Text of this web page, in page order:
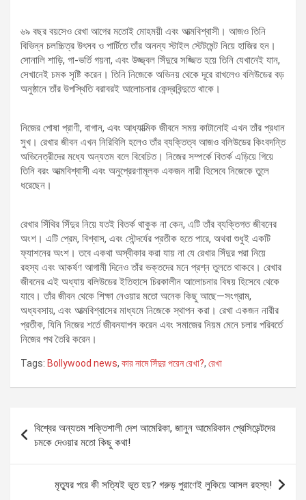
৬৯ বছর বয়সেও রেখা আগের মতোই মোহময়ী এবং আত্মবিশ্বাসী। আজও তিনি
বিভিন্ন চলচ্চিত্র উৎসব ও পার্টিতে তাঁর অনন্য স্টাইল স্টেটমেন্ট নিয়ে হাজির হন।
সোনালি শাড়ি, গা-ভর্তি গয়না, এবং উজ্জ্বল সিঁদুরে সজ্জিত হয়ে তিনি যেখানেই যান,
সেখানেই চমক সৃষ্টি করেন। তিনি নিজেকে অভিনয় থেকে দূরে রাখলেও বলিউডের বড়
অনুষ্ঠানে তাঁর উপস্থিতি বরাবরই আলোচনার কেন্দ্রবিন্দুতে থাকে।
নিজের পোষা প্রাণী, বাগান, এবং আধ্যাত্মিক জীবনে সময় কাটানোই এখন তাঁর প্রধান
সুখ। রেখার জীবন এখন নিরিবিলি হলেও তাঁর ব্যক্তিত্ব আজও বলিউডের কিংবদন্তি
অভিনেত্রীদের মধ্যে অন্যতম বলে বিবেচিত। নিজের সম্পর্কে বিতর্ক এড়িয়ে গিয়ে
তিনি বরং আত্মবিশ্বাসী এবং অনুপ্রেরণামূলক একজন নারী হিসেবে নিজেকে তুলে
ধরেছেন।
রেখার সিঁথির সিঁদুর নিয়ে যতই বিতর্ক থাকুক না কেন, এটি তাঁর ব্যক্তিগত জীবনের
অংশ। এটি প্রেম, বিশ্বাস, এবং সৌন্দর্যের প্রতীক হতে পারে, অথবা শুধুই একটি
ফ্যাশনের অংশ। তবে একথা অস্বীকার করা যায় না যে রেখার সিঁদুর পরা নিয়ে
রহস্য এবং আকর্ষণ আগামী দিনেও তাঁর ভক্তদের মনে প্রশ্ন তুলতে থাকবে। রেখার
জীবনের এই অধ্যায় বলিউডের ইতিহাসে চিরকালীন আলোচনার বিষয় হিসেবে থেকে
যাবে। তাঁর জীবন থেকে শিক্ষা নেওয়ার মতো অনেক কিছু আছে—সংগ্রাম,
অধ্যবসায়, এবং আত্মবিশ্বাসের মাধ্যমে নিজেকে স্থাপন করা। রেখা একজন নারীর
প্রতীক, যিনি নিজের শর্তে জীবনযাপন করেন এবং সমাজের নিয়ম মেনে চলার পরিবর্তে
নিজের পথ তৈরি করেন।
Tags: Bollywood news, কার নামে সিঁদুর পরেন রেখা?, রেখা
navigation
বিশ্বের অন্যতম শক্তিশালী দেশ আমেরিকা, জানুন আমেরিকান প্রেসিডেন্টদের
চমকে দেওয়ার মতো কিছু কথা!
মৃত্যুর পরে কী সত্যিই ভূত হয়? গরুড় পুরাণেই লুকিয়ে আসল রহস্য!